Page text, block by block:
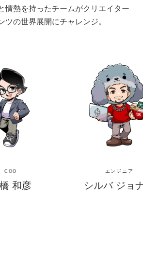
情熱を持ったチームがクリエイター
ツの世界展開にチャレンジ。
COO
和彦
エンジニア
シルバ ジョナ